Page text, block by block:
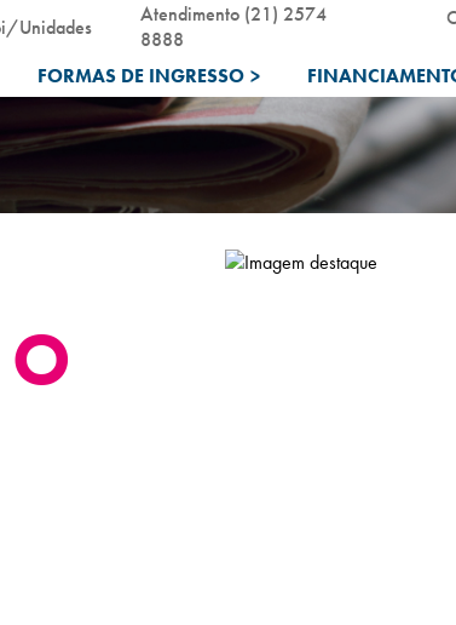
FORMAS DE INGRESSO >
Unidades
Atendimento (21) 2574
8888